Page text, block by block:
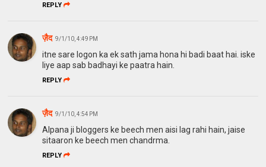
REPLY
ज़ैद 9/1/10, 4:49 PM
itne sare logon ka ek sath jama hona hi badi baat hai. iske
liye aap sab badhayi ke paatra hain.
REPLY
ज़ैद 9/1/10, 4:54 PM
Alpana ji bloggers ke beech men aisi lag rahi hain, jaise
sitaaron ke beech men chandrma.
REPLY